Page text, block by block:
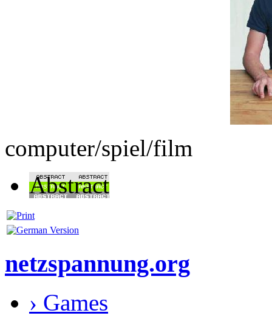
computer/spiel/film
Abstract
netzspannung.org
› Games